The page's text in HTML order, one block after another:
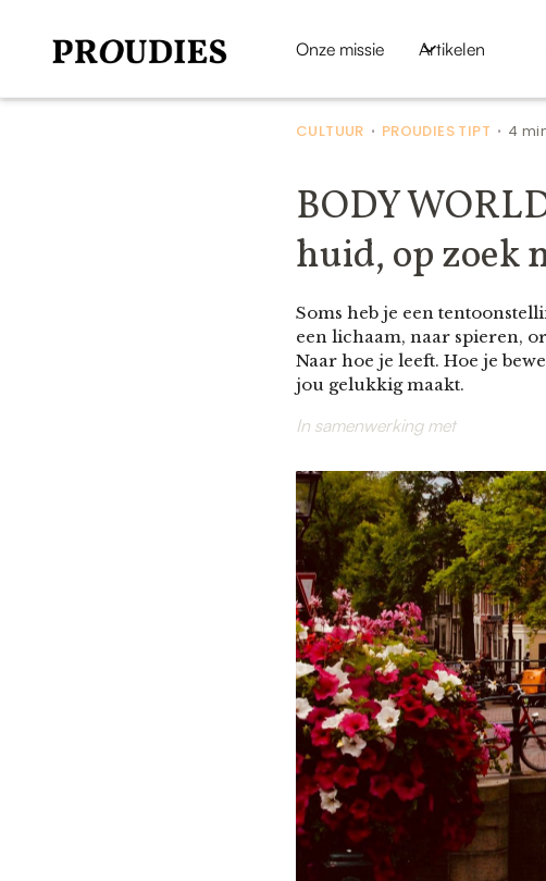
Onze missie Artikelen
CULTUUR • PROUDIES TIPT • 4
BODY
huid, op zoek
Soms heb je een
een lichaam, naar spieren,
Naar hoe je leeft. Hoe je
jou gelukkig maakt.
In samenwerking met